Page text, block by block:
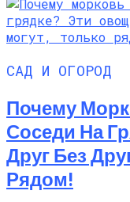
САД И ОГОРОД
Почему
Соседи На
Друг Без
Рядом!